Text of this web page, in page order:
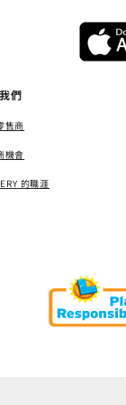
們
售商
機會
的職涯